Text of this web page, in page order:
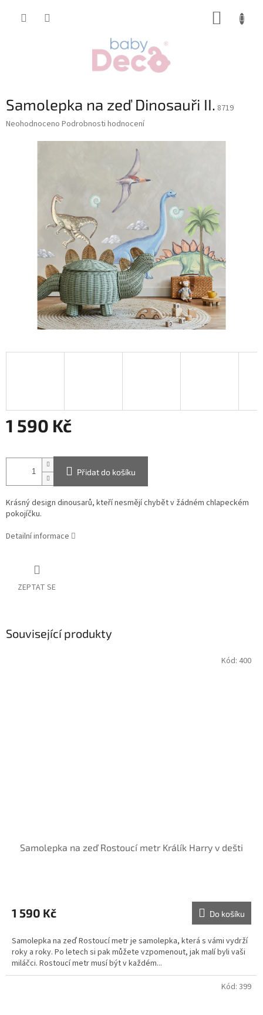
Samolepka na zeď Dinosauři II. 8719
Průměrné
Neohodnoceno Podrobnosti hodnocení
1 590 Kč
cena:
Přidat do košíku
Krásný design dinousarů, kteří nesmějí chybět v žádném chlapeckém
pokojíčku.
Detailní informace
ZEPTAT SE
Související produkty
Samolepka na zeď Rostoucí metr Králík Harry v dešti
1 590 Kč Do košíku
Samolepka na zeď Rostoucí metr je samolepka, která s vámi vydrží
roky a roky. Po letech si pak můžete vzpomenout, jak malí byli vaši
miláčci. Rostoucí metr musí být v každém...
Kód: 400
Kód: 399